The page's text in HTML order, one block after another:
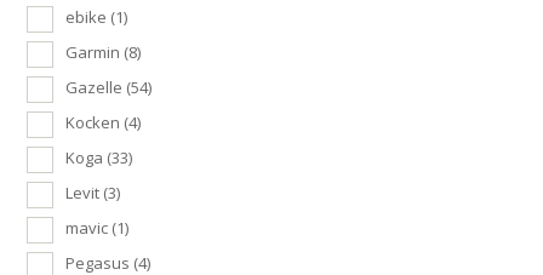
ebike (1)
Garmin (8)
Gazelle (54)
Kocken (4)
Koga (33)
Levit (3)
mavic (1)
Pegasus (4)